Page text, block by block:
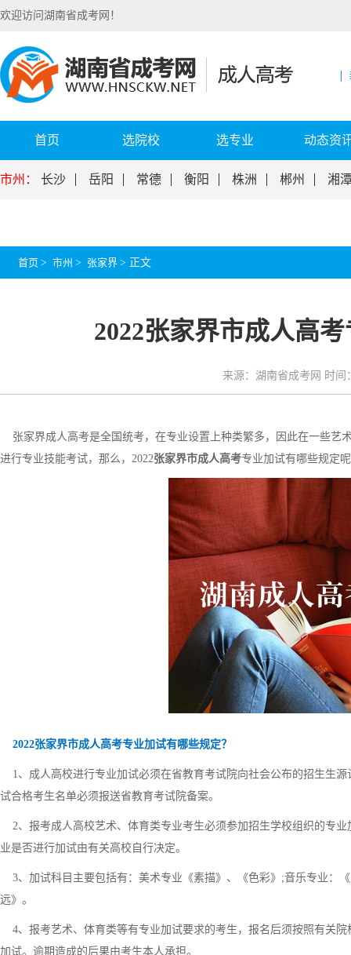
欢迎访问湖南省成考网！
首页 选院校 选专业 动态资
市州： 长沙 岳阳 常德 衡阳 株洲 郴州 湘
首页 > 市州 > 张家界 > 正文
2022张家界市成人高
来源：湖南省成考网 时间
张家界成人高考是全国统考，在专业设置上种类繁多，因此在一些艺
进行专业技能考试，那么，2022张家界市成人高考专业加试有哪些规定
2022张家界市成人高考专业加试有哪些规定？
1、成人高校进行专业加试必须在省教育考试院向社会公布的招生生
试合格考生名单必须报送省教育考试院备案。
2、报考成人高校艺术、体育类专业考生必须参加招生学校组织的专
业是否进行加试由有关高校自行决定。
3、加试科目主要包括有：美术专业《素描》、《色彩》;音乐专业：
远》。
4、报考艺术、体育类等有专业加试要求的考生，报名后须按照有关
加试。逾期造成的后果由考生本人承担。